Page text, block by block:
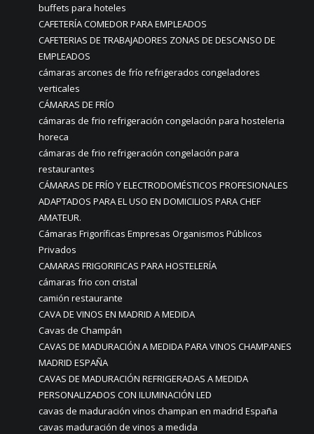
buffets para hoteles
CAFETERÍA COMEDOR PARA EMPLEADOS
CAFETERIAS DE TRABAJADORES ZONAS DE DESCANSO DE
EMPLEADOS
cámaras arcones de frío refrigerados congeladores
verticales
CÁMARAS DE FRÍO
cámaras de frio refrigeración congelación para hosteleria
horeca
cámaras de frio refrigeración congelación para
restaurantes
CÁMARAS DE FRÍO Y ELECTRODOMÉSTICOS PROFESIONALES
ADAPTADOS PARA EL USO EN DOMICILIOS PARA CHEF
AMATEUR.
Cámaras Frigoríficas Empresas Organismos Públicos
Privados
CAMARAS FRIGORIFICAS PARA HOSTELERÍA
cámaras frio con cristal
camión restaurante
CAVA DE VINOS EN MADRID A MEDIDA
Cavas de Champán
CAVAS DE MADURACIÓN A MEDIDA PARA VINOS CHAMPANES
MADRID ESPAÑA
CAVAS DE MADURACIÓN REFRIGERADAS A MEDIDA
PERSONALIZADOS CON ILUMINACIÓN LED
cavas de maduración vinos champan en madrid España
cavas maduración de vinos a medida